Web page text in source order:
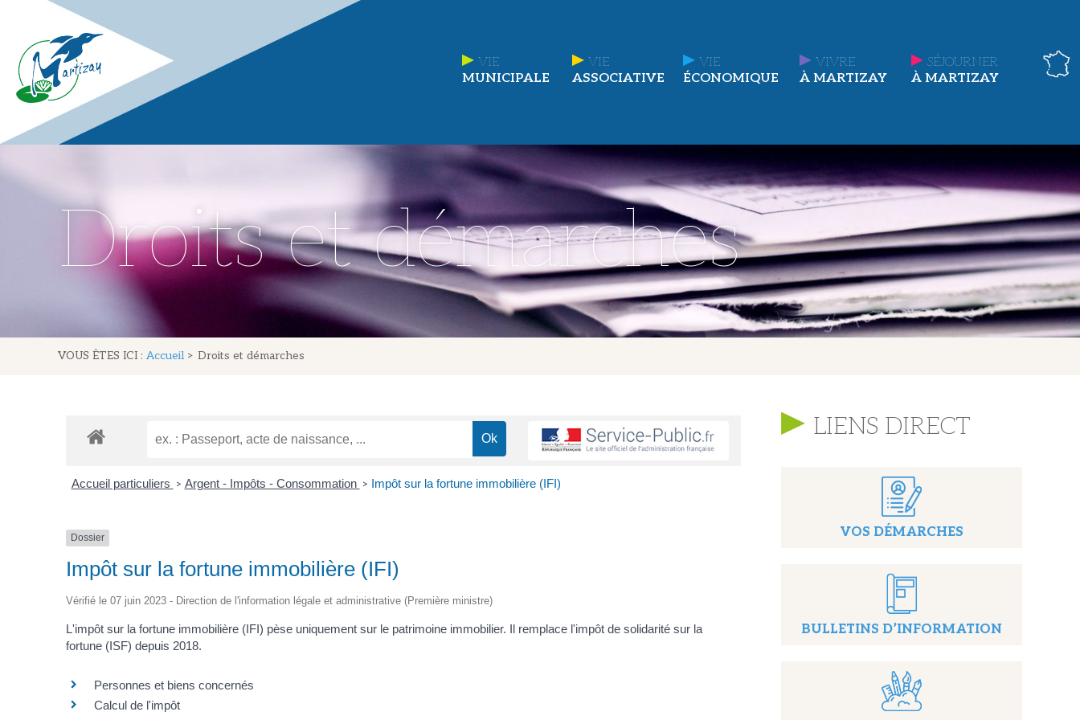
VIE
MUNICIPALE
VIE
ASSOCIATIVE
VIE
ÉCONOMIQUE
VIVRE
À MARTIZAY
SÉJOURNER
À MARTIZAY
Droits et démarches
VOUS ÊTES ICI : Accueil > Droits et démarches
Accueil particuliers > Argent - Impôts - Consommation > Impôt sur la fortune immobilière (IFI)
Dossier
Impôt sur la fortune immobilière (IFI)
Vérifié le 07 juin 2023 - Direction de l'information légale et administrative (Première ministre)
L'impôt sur la fortune immobilière (IFI) pèse uniquement sur le patrimoine immobilier. Il remplace l'impôt de solidarité sur la
fortune (ISF) depuis 2018.
Personnes et biens concernés
Calcul de l'impôt
LIENS DIRECT
VOS DÉMARCHES
BULLETINS D’INFORMATION